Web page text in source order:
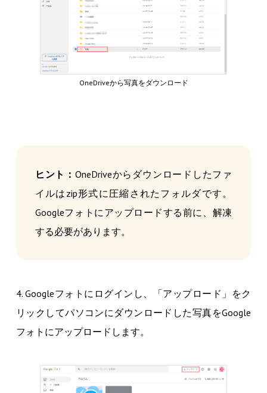
OneDriveから写真をダウンロード
ヒント： OneDriveからダウンロードしたファ
イルはzip形式に圧縮されたフォルダです。
Googleフォトにアップロードする前に、解凍
する必要があります。
4. Googleフォトにログインし、「アップロード」をク
リックしてパソコンにダウンロードした写真をGoogle
フォトにアップロードします。